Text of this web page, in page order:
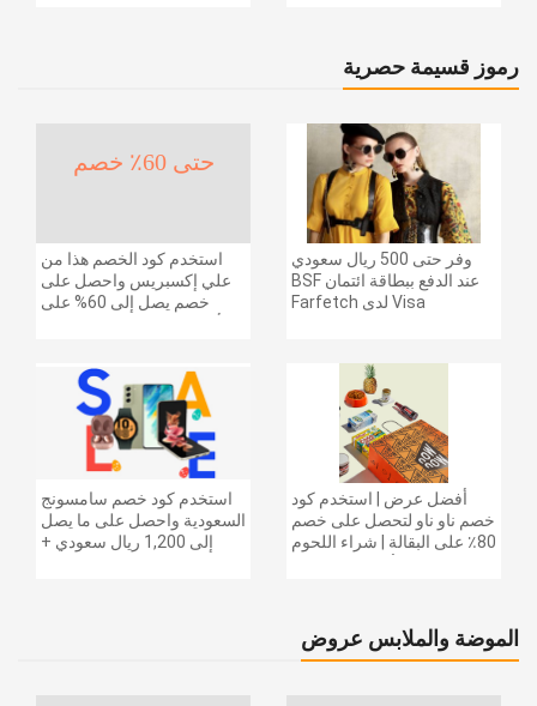
رموز قسيمة حصرية
حتى 60٪ خصم
استخدم كود الخصم هذا من
علي إكسبريس واحصل على
خصم يصل إلى 60% على
بقيمة 155 دولارًا أمريكيًا على
الطلبات التي تزيد قيمتها عن
1425 ريالًا سعوديًا | شحن مج
وفر حتى 500 ريال سعودي
عند الدفع ببطاقة ائتمان BSF
Visa لدى Farfetch
استخدم كود خصم سامسونج
السعودية واحصل على ما يصل
إلى 1,200 ريال سعودي +
أفضل عرض | استخدم كود
خصم ناو ناو لتحصل على خصم
80٪ على البقالة | شراء اللحوم
الموضة والملابس عروض